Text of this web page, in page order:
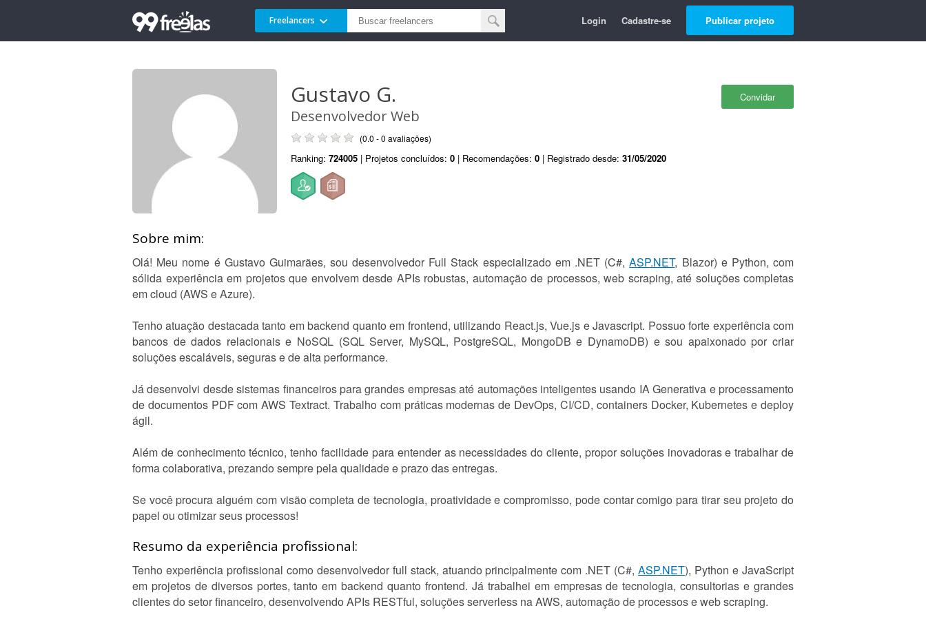
Freelancers Login Cadastre-se Publicar projeto
Convidar
Gustavo G.
Desenvolvedor Web
(0.0 - 0 avaliações)
Ranking: 724005 | Projetos concluídos: 0 | Recomendações: 0 | Registrado desde: 31/05/2020
Sobre mim:
Olá! Meu nome é Gustavo Guimarães, sou desenvolvedor Full Stack especializado em .NET (C#,ASP.NET, Blazor) e Python, com
sólida experiência em projetos que envolvem desde APIs robustas, automação de processos, web scraping, até soluções completas
em cloud (AWS e Azure).
Tenho atuação destacada tanto em backend quanto em frontend, utilizando React.js, Vue.js e Javascript. Possuo forte experiência com
bancos de dados relacionais e NoSQL (SQL Server, MySQL, PostgreSQL, MongoDB e DynamoDB) e sou apaixonado por criar
soluções escaláveis, seguras e de alta performance.
Já desenvolvi desde sistemas financeiros para grandes empresas até automações inteligentes usando IA Generativa e processamento
de documentos PDF com AWS Textract. Trabalho com práticas modernas de DevOps, CI/CD, containers Docker, Kubernetes e deploy
ágil.
Além de conhecimento técnico, tenho facilidade para entender as necessidades do cliente, propor soluções inovadoras e trabalhar de
forma colaborativa, prezando sempre pela qualidade e prazo das entregas.
Se você procura alguém com visão completa de tecnologia, proatividade e compromisso, pode contar comigo para tirar seu projeto do
papel ou otimizar seus processos!
Resumo da experiência profissional:
Tenho experiência profissional como desenvolvedor full stack, atuando principalmente com .NET (C#,ASP.NET), Python e JavaScript
em projetos de diversos portes, tanto em backend quanto frontend. Já trabalhei em empresas de tecnologia, consultorias e grandes
clientes do setor financeiro, desenvolvendo APIs RESTful, soluções serverless na AWS, automação de processos e web scraping.